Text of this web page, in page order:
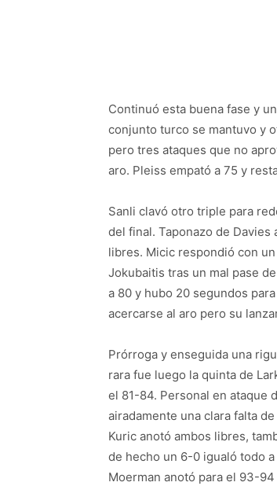
Continuó esta buena fase y
conjunto turco se mantuvo y
pero tres ataques que no
aro. Pleiss empató a 75 y
Sanli clavó otro triple para
del final. Taponazo de
libres. Micic respondió con
Jokubaitis tras un mal pase
a 80 y hubo 20 segundos
acercarse al aro pero su
Prórroga y enseguida una
rara fue luego la quinta de
el 81-84. Personal en ataque
airadamente una clara falta
Kuric anotó ambos libres,
de hecho un 6-0 igualó todo
Moerman anotó para el 93-